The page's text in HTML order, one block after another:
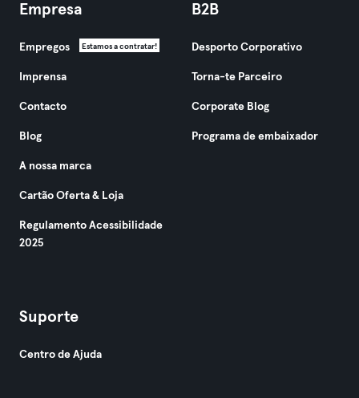
Empresa
Empregos Estamos a contratar!
Imprensa
Contacto
Blog
A nossa marca
Cartão Oferta & Loja
Regulamento Acessibilidade
2025
B2B
Desporto Corporativo
Torna-te Parceiro
Corporate Blog
Programa de embaixador
Suporte
Centro de Ajuda